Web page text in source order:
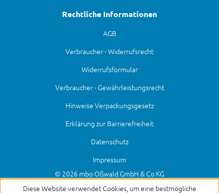
Diese Website verwendet Cookies, um eine bestmögliche
Rechtliche Informationen
AGB
Verbraucher - Widerrufsrecht
Widerrufsformular
Verbraucher - Gewährleistungsrecht
Hinweise Verpackungsgesetz
Erklärung zur Barrierefreiheit
Datenschutz
Impressum
© 2026 mbo Oßwald GmbH & Co KG